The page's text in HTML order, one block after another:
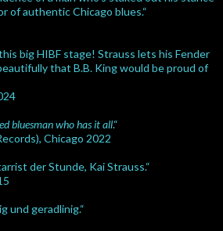
of authentic Chicago blues.“
big HIBF stage! Strauss lets his Fender
that B.B. King would be proud of
bluesman who has it all.“
Chicago 2022
der Stunde, Kai Strauss.“
und geradlinig.“